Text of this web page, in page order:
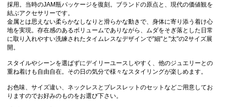
採用。当時のJAM瓶パッケージを復刻。ブランドの原点と、現代の価値観を
結ぶアクセサリーです。
金属とは思えない柔らかなしなりと滑らかな動きで、身体に寄り添う着け心
地を実現。存在感のあるボリュームでありながら、ムダをそぎ落とした日常
に取り入れやすい洗練されたタイムレスなデザインで"細"と"太"の2サイズ展
開。
スタイルやシーンを選ばずにデイリーユースしやすく、他のジュエリーとの
重ね着けも自由自在。その日の気分で様々なスタイリングが楽しめます。
お色味、サイズ違い、ネックレスとブレスレットのセットなどご用意してお
りますのでお好みのものをお選び下さい。